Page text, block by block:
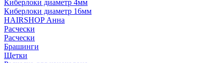
Киберлоки диаметр 4мм
Киберлоки диаметр 16мм
HAIRSHOP Анна
Расчески
Расчески
Брашинги
Щетки